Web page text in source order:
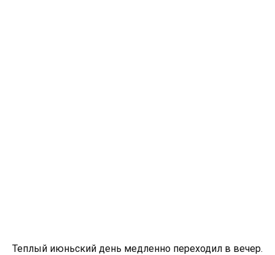
Теплый июньский день медленно переходил в вечер.